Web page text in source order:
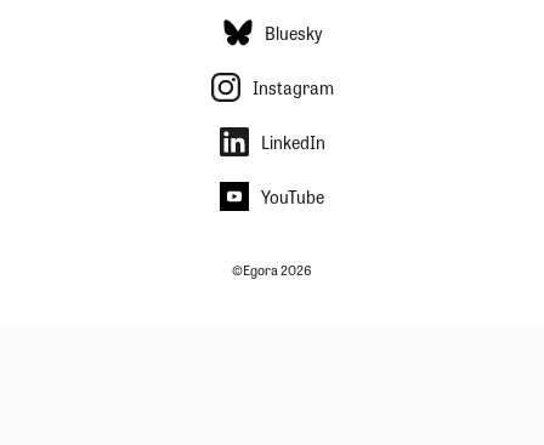
Bluesky
Instagram
LinkedIn
YouTube
©Egora 2026